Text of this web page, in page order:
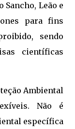
Sancho, Leão e
para fins
sendo
científicas
Ambiental
Não é
específica